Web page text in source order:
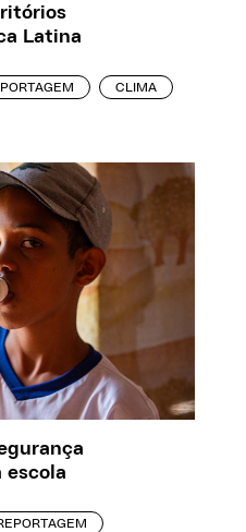
Latina
CLIMA
escola